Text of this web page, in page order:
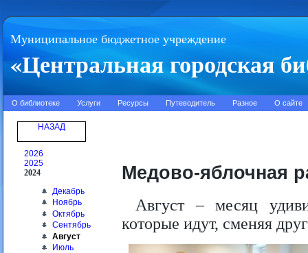
Муниципальное бюджетное учреждение
«Центральная городская
О библиотеке Услуги Ресурсы Путеводитель Разное О сайте
НАЗАД
2026
2025
2024
Декабрь
Ноябрь
Октябрь
Сентябрь
Август
Июль
Медово-яблочная
Август – месяц
которые идут, сменяя